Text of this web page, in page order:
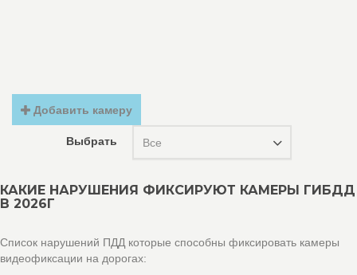
Добавить камеру
Выбрать Все
КАКИЕ НАРУШЕНИЯ ФИКСИРУЮТ КАМЕРЫ ГИБДД
В 2026Г
Список нарушений ПДД которые способны фиксировать камеры
видеофиксации на дорогах: